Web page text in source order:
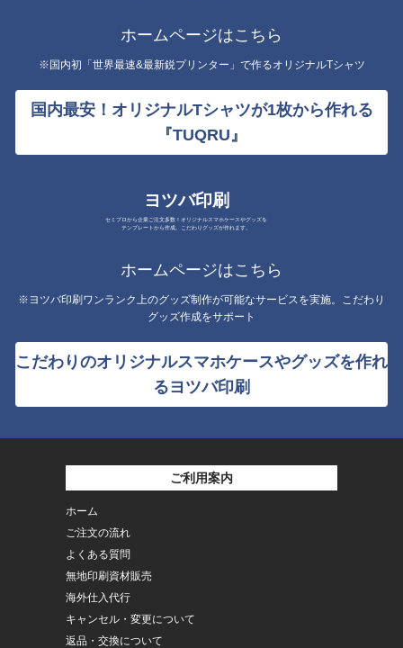
ホームページはこちら
※国内初「世界最速&最新鋭プリンター」で作るオリジナルTシャツ
国内最安！オリジナルTシャツが1枚から作れる
『TUQRU』
ヨツバ印刷
セミプロから企業ご注文多数！オリジナルスマホケースやグッズを
テンプレートから作成。こだわりグッズが作れます。
ホームページはこちら
※ヨツバ印刷ワンランク上のグッズ制作が可能なサービスを実施。こだわり
グッズ作成をサポート
こだわりのオリジナルスマホケースやグッズを作れ
るヨツバ印刷
ご利用案内
ホーム
ご注文の流れ
よくある質問
無地印刷資材販売
海外仕入代行
キャンセル・変更について
返品・交換について